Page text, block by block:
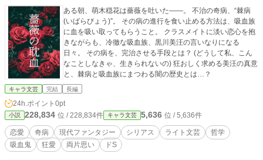
ある朝、萌木穏花は薔薇を吐いた——。 不治の奇病、“棘病
(いばらびょう)”。 その病の進行を食い止める方法は、吸血族
に血を吸い取ってもらうこと。 クラスメイトに淡い恋心を抱
きながらも、冷徹な吸血族、黒川美汪の言いなりになる
日々。 その病を、完治させる手段とは？ (どうして私、こん
なことしなきゃ、生きられないの) 狂おしく求める美汪の真意
と、棘病と吸血族にまつわる闇の歴史とは…？
キャラ文芸 完結 長編
24h.ポイント 0pt
小説 228,834 位 / 228,834件 キャラ文芸 5,636 位 / 5,636件
恋愛 奇病 現代ファンタジー シリアス ライト文芸
哲学
吸血鬼
狂愛 両片思い ドS